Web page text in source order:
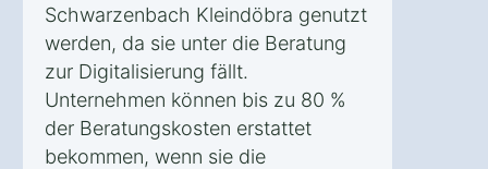
Schwarzenbach Kleindöbra genutzt
werden, da sie unter die Beratung
zur Digitalisierung fällt.
Unternehmen können bis zu 80 %
der Beratungskosten erstattet
bekommen, wenn sie die